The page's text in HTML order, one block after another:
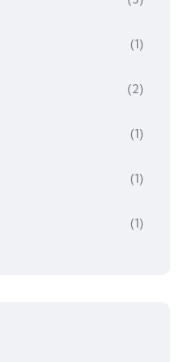
(1)
(2)
(1)
(1)
(1)